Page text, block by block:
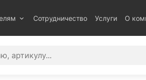
Сотрудничество Услуги О